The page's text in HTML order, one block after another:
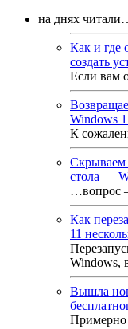
на днях
Как и где
создать
Если вам
Windows
К
Скрываем
стола —
…вопрос
Как
11
Windows,
Вышла
Примерно